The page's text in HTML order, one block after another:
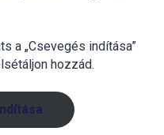
a „Csevegés indítása”
hozzád.